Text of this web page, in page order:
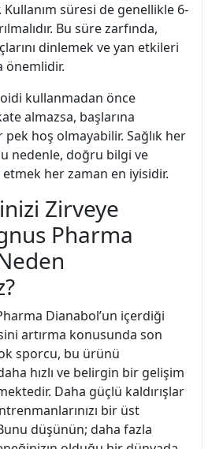
Kullanım süresi de genellikle 6-
Bu süre zarfında,
dinlemek ve yan etkileri
önemlidir.
kullanmadan önce
almazsa, başlarına
hoş olmayabilir. Sağlık her
nedenle, doğru bilgi ve
her zaman en iyisidir.
Zirveye
Pharma
Dianabol’un içerdiği
artırma konusunda son
sporcu, bu ürünü
hızlı ve belirgin bir gelişim
Daha güçlü kaldırışlar
bir üst
düşünün; daha fazla